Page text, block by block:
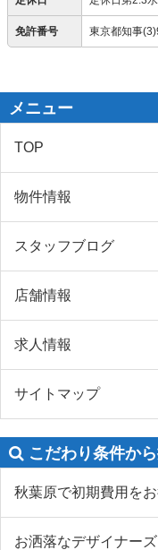
免許番号 東京都知事
メニュー
TOP
物件情報
スタッフブログ
店舗情報
求人情報
サイトマップ
こだわり条件か
秋葉原で初期費用を
お洒落なデザイナー